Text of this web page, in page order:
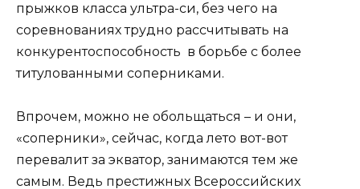
прыжков класса ультра-си, без чего на
соревнованиях трудно рассчитывать на
конкурентоспособность в борьбе с более
титулованными соперниками.
Впрочем, можно не обольщаться – и они,
«соперники», сейчас, когда лето вот-вот
перевалит за экватор, занимаются тем же
самым. Ведь престижных Всероссийских